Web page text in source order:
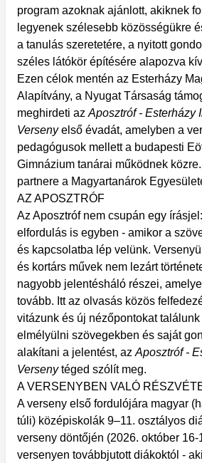
program azoknak ajánlott, akiknek
legyenek szélesebb közösségükre
a tanulás szeretetére, a nyitott
széles látókör építésére alapozva
Ezen célok mentén az Esterházy
Alapítvány, a Nyugat Társaság
meghirdeti az Aposztróf - Esterházy
Versenyelső évadát, amelyben a
pedagógusok mellett a budapesti
Gimnázium tanárai működnek
partnere a Magyartanárok
AZ APOSZTRÓF
Az Aposztróf nem csupán egy
elfordulás is egyben - amikor a
és kapcsolatba lép velünk.
és kortárs művek nem lezárt
nagyobb jelentésháló részei,
tovább. Itt az olvasás közös
vitázunk és új nézőpontokat
elmélyülni szövegekben és saját
alakítani a jelentést, az Aposztróf -
Versenytéged szólít meg.
A VERSENYBEN VALÓ
A verseny első fordulójára magyar
túli) középiskolák 9–11. osztályos
verseny döntőjén (2026. október 16-
versenyen továbbjutott diákoktól -